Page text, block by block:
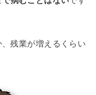
残業が増えるくらい